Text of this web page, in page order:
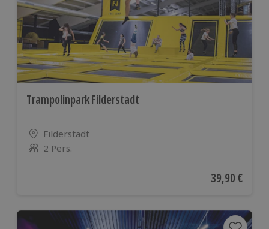
Trampolinpark Filderstadt
Standort
Filderstadt
Anzahl der Teilnehmer
2 Pers.
Aktueller
39,90 €